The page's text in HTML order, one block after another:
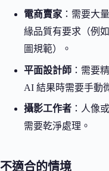
電商賣家 ：需要大
緣品質有要求（例
圖規範）。
平面設計師 ：需要
AI 結果時需要手動
攝影工作者 ：人像
需要乾淨處理。
不適合的情境